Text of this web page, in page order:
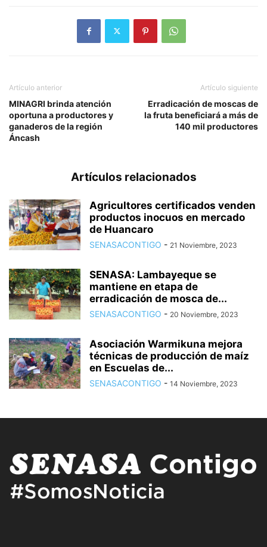
Artículo anterior
MINAGRI brinda atención
oportuna a productores y
ganaderos de la región
Áncash
Artículo siguiente
Erradicación de moscas de
la fruta beneficiará a más de
140 mil productores
Artículos relacionados
Agricultores certificados venden
productos inocuos en mercado
de Huancaro
SENASACONTIGO - 21 Noviembre, 2023
SENASA: Lambayeque se
mantiene en etapa de
erradicación de mosca de...
SENASACONTIGO - 20 Noviembre, 2023
Asociación Warmikuna mejora
técnicas de producción de maíz
en Escuelas de...
SENASACONTIGO - 14 Noviembre, 2023